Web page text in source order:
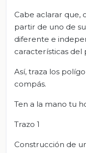
Cabe aclarar que,
partir de uno de
diferente e
características del
Así, traza los
compás.
Ten a la mano tu
Trazo 1
Construcción de